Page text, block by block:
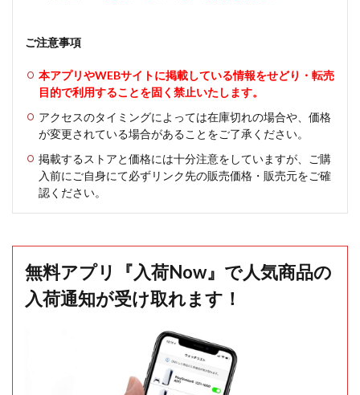
ご注意事項
本アプリやWEBサイトに掲載している情報をせどり・転売
目的で利用することを固く禁止いたします。
アクセスのタイミングによっては在庫切れの場合や、価格
が変更されている場合があることをご了承ください。
掲載するストアと価格には十分注意をしていますが、ご購
入前にご自身にて必ずリンク先の販売価格・販売元をご確
認ください。
無料アプリ『入荷Now』で人気商品の
入荷通知が受け取れます！